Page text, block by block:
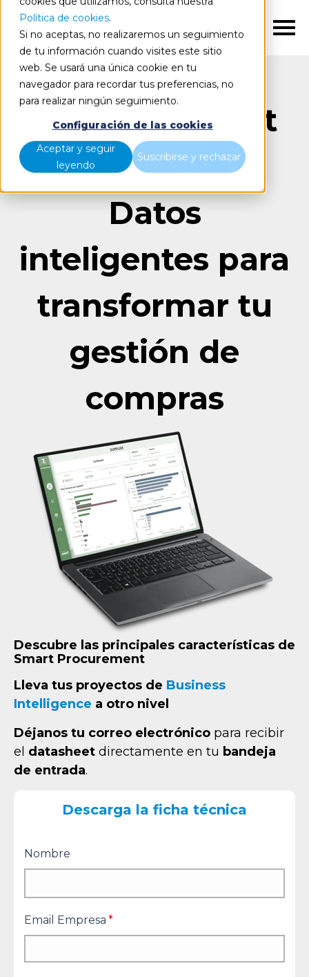
Política de cookies.
Si no aceptas, no realizaremos un seguimiento
de tu información cuando visites este sitio
web. Se usará una única cookie en tu
navegador para recordar tus preferencias, no
para realizar ningún seguimiento.
Configuración de las cookies
Aceptar y seguir
leyendo
Suscribirse y rechazar
ES
Solución Smart
Procurement:
Datos
inteligentes para
transformar tu
gestión de
compras
Descubre las principales características de
Smart Procurement
Lleva tus proyectos de Business
Intelligence a otro nivel
Déjanos tu correo electrónico para recibir
el datasheet directamente en tu bandeja
de entrada.
Descarga la ficha técnica
Nombre
Email Empresa *